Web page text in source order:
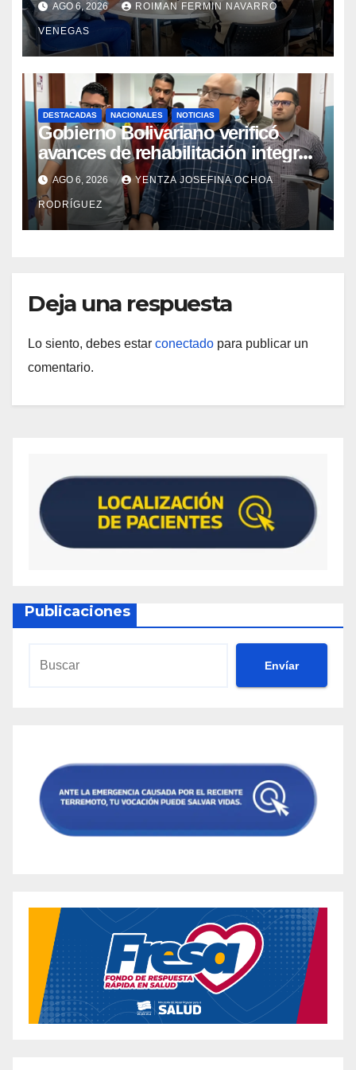
AGO 6, 2026 ROIMAN FERMIN NAVARRO
VENEGAS
DESTACADAS NACIONALES NOTICIAS
Gobierno Bolivariano verificó
avances de rehabilitación integral
en el Hospital Dr. José María
Vargas
AGO 6, 2026 YENTZA JOSEFINA OCHOA
RODRÍGUEZ
Deja una respuesta
Lo siento, debes estar conectado para publicar un
comentario.
Publicaciones
Envíar